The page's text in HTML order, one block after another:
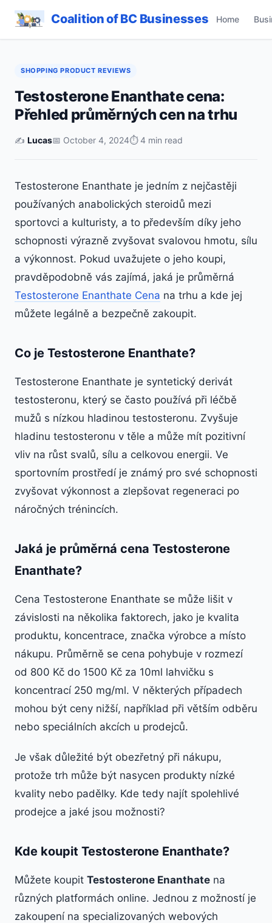
Coalition of BC Businesses Home
SHOPPING PRODUCT REVIEWS
Testosterone Enanthate cena:
Přehled průměrných cen na trhu
✍️ Lucas📅 October 4, 2024⏱ 4 min read
Testosterone Enanthate je jedním z nejčastěji
používaných anabolických steroidů mezi
sportovci a kulturisty, a to především díky jeho
schopnosti výrazně zvyšovat svalovou hmotu, sílu
a výkonnost. Pokud uvažujete o jeho koupi,
pravděpodobně vás zajímá, jaká je průměrná
Testosterone Enanthate Cena na trhu a kde jej
můžete legálně a bezpečně zakoupit.
Co je Testosterone Enanthate?
Testosterone Enanthate je syntetický derivát
testosteronu, který se často používá při léčbě
mužů s nízkou hladinou testosteronu. Zvyšuje
hladinu testosteronu v těle a může mít pozitivní
vliv na růst svalů, sílu a celkovou energii. Ve
sportovním prostředí je známý pro své schopnosti
zvyšovat výkonnost a zlepšovat regeneraci po
náročných trénincích.
Jaká je průměrná cena Testosterone
Enanthate?
Cena Testosterone Enanthate se může lišit v
závislosti na několika faktorech, jako je kvalita
produktu, koncentrace, značka výrobce a místo
nákupu. Průměrně se cena pohybuje v rozmezí
od 800 Kč do 1500 Kč za 10ml lahvičku s
koncentrací 250 mg/ml. V některých případech
mohou být ceny nižší, například při větším odběru
nebo speciálních akcích u prodejců.
Je však důležité být obezřetný při nákupu,
protože trh může být nasycen produkty nízké
kvality nebo padělky. Kde tedy najít spolehlivé
prodejce a jaké jsou možnosti?
Kde koupit Testosterone Enanthate?
Můžete koupit Testosterone Enanthate na
různých platformách online. Jednou z možností je
zakoupení na specializovaných webových